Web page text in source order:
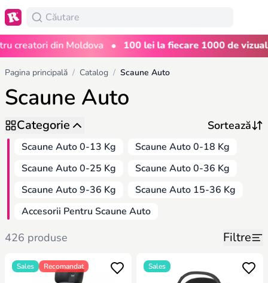
din Moldova • 100 lei la fiecare 1000 de
Pagina principală / Catalog / Scaune Auto
Scaune Auto
Categorie
Scaune Auto 0-13 Kg
Scaune Auto 0-18 Kg
Scaune Auto 0-25 Kg
Scaune Auto 0-36 Kg
Scaune Auto 9-36 Kg
Scaune Auto 15-36 Kg
Accesorii Pentru Scaune Auto
426 produse Filtre
Sales Recomandat Sales